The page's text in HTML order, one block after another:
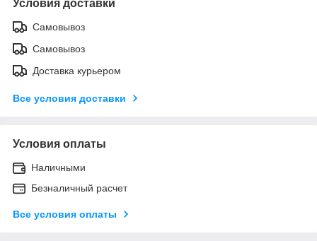
Условия доставки
Самовывоз
Самовывоз
Доставка курьером
Все условия доставки
Условия оплаты
Наличными
Безналичный расчет
Все условия оплаты